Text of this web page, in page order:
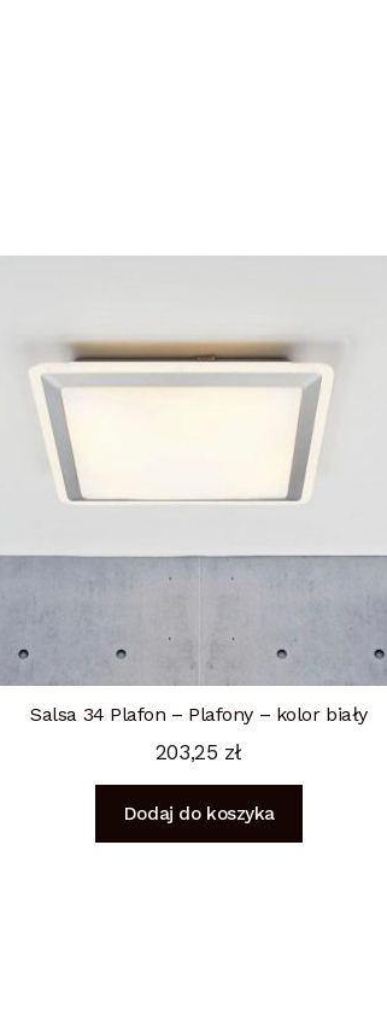
Salsa 34 Plafon – Plafony – kolor biały
203,25 zł
Dodaj do koszyka